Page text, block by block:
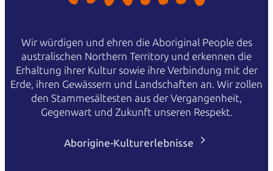
Wir würdigen und ehren die Aboriginal People des
australischen Northern Territory und erkennen die
Erhaltung ihrer Kultur sowie ihre Verbindung mit der
Erde, ihren Gewässern und Landschaften an. Wir zollen
den Stammesältesten aus der Vergangenheit,
Gegenwart und Zukunft unseren Respekt.
Aborigine-Kulturerlebnisse